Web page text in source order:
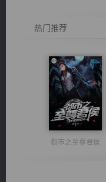
热门推荐
都市之至尊君侯